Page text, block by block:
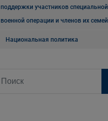
поддержки участников специальной
военной операции и членов их семей
Национальная политика